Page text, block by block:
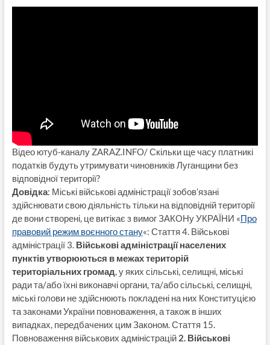
Відео ютуб-каналу ZARAZ.INFO/ Скільки ще часу платникі
податків будуть утримувати чиновників Луганщини без
відповідної території?
Довідка: Міські військові адміністрації зобов’язані
здійснювати свою діяльність тільки на відповідній території
де вони створені, це витікає з вимог ЗАКОНу УКРАЇНИ «Про
правовий режим воєнного стану«: Стаття 4. Військові
адміністрації 3. Військові адміністрації населених
пунктів утворюються в межах територій
територіальних громад, у яких сільські, селищні, міські
ради та/або їхні виконавчі органи, та/або сільські, селищні,
міські голови не здійснюють покладені на них Конституцією
та законами України повноваження, а також в інших
випадках, передбачених цим Законом. Стаття 15.
Повноваження військових адміністрацій 2. Військові